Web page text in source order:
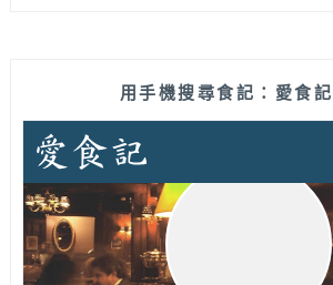
用手機搜尋食記：愛食